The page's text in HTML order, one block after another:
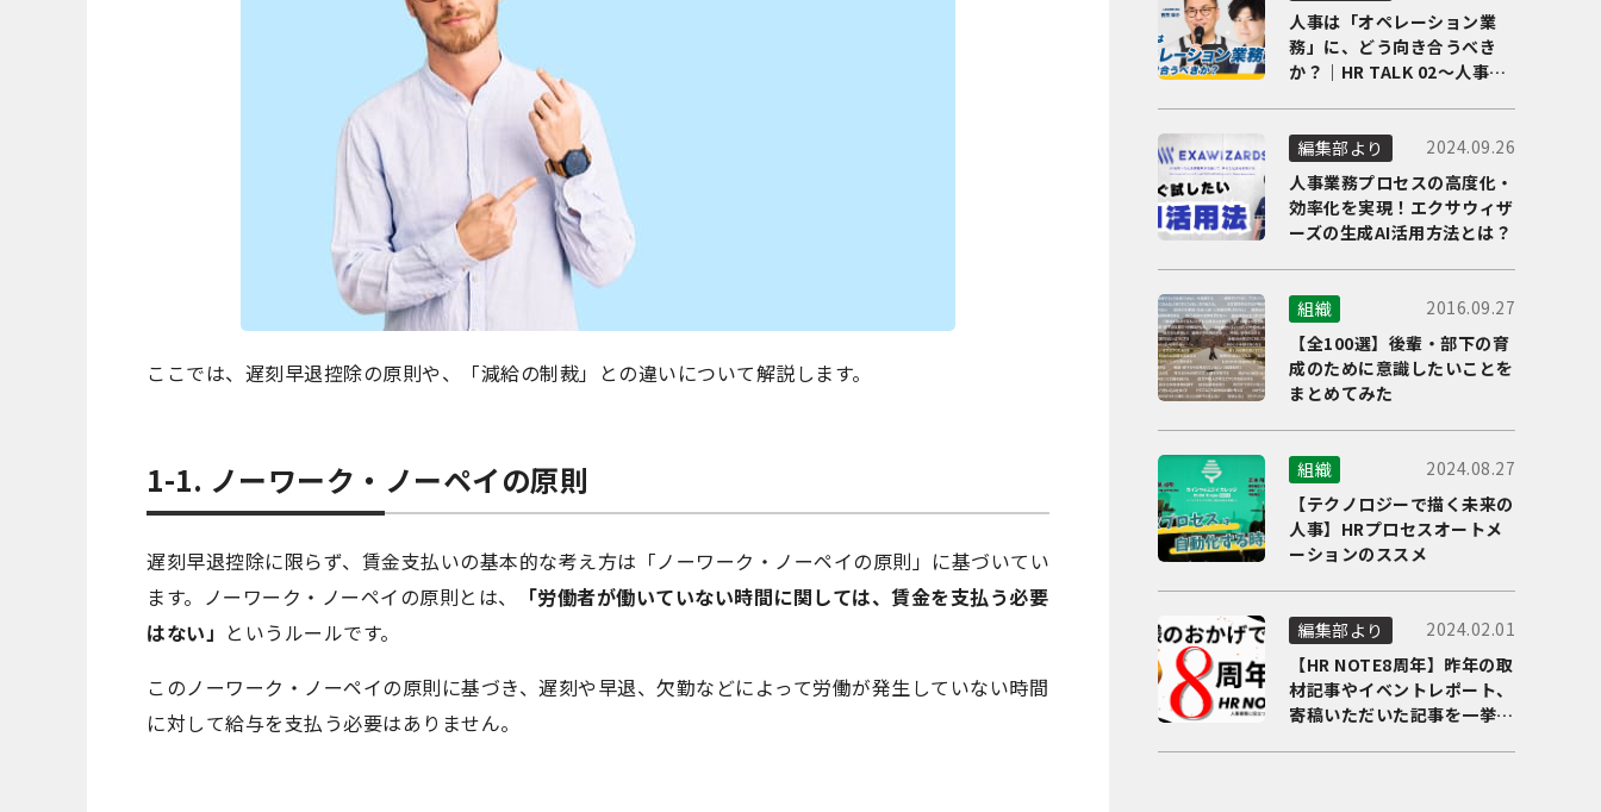
ここでは、遅刻早退控除の原則や、「減給の制裁」との違いについて解説します。
1-1. ノーワーク・ノーペイの原則
遅刻早退控除に限らず、賃金支払いの基本的な考え方は「ノーワーク・ノーペイの原則」に基づいてい
ます。ノーワーク・ノーペイの原則とは、
「労働者が働いていない時間に関しては、賃金を支払う必要
はない」 というルールです。
このノーワーク・ノーペイの原則に基づき、遅刻や早退、欠勤などによって労働が発生していない時間
に対して給与を支払う必要はありません。
人事は「オペレーション業
務」に、どう向き合うべき
か？｜HR TALK 02～人事DX
編集部より
2024.09.26
人事業務プロセスの高度化・
効率化を実現！エクサウィザ
ーズの生成AI活用方法とは？
組織
2016.09.27
【全100選】後輩・部下の育
成のために意識したいことを
まとめてみた
組織
2024.08.27
【テクノロジーで描く未来の
人事】HRプロセスオートメ
ーションのススメ
編集部より
2024.02.01
【HR NOTE8周年】昨年の取
材記事やイベントレポート、
寄稿いただいた記事を一挙に